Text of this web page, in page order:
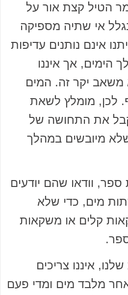
הטיל קצת אור על
אי שתיה מספיקה
אינם נותנים עדיפות
הימים, אך איננו
משאב יקר זה. המים
לכן, מומלץ לשאת
את התחושה של
מיובשים במהלך
וודאו שהם יודעים
מים, כדי שלא
קלים או משקאות
איננו צריכים
מלבד מים ומדי פעם